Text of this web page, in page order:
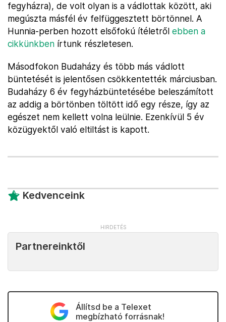
fegyházra), de volt olyan is a vádlottak között, aki
megúszta másfél év felfüggesztett börtönnel. A
Hunnia-perben hozott elsőfokú ítéletről ebben a
cikkünkben írtunk részletesen.
Másodfokon Budaházy és több más vádlott
büntetését is jelentősen csökkentették márciusban.
Budaházy 6 év fegyházbüntetésébe beleszámított
az addig a börtönben töltött idő egy része, így az
egészet nem kellett volna leülnie. Ezenkívül 5 év
közügyektől való eltiltást is kapott.
Kedvenceink
Partnereinktől
Állítsd be a Telexet
megbízható forrásnak!